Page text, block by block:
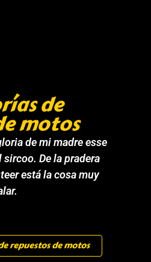
de
motos
de mi madre esse
De la pradera
está la cosa muy
repuestos de motos